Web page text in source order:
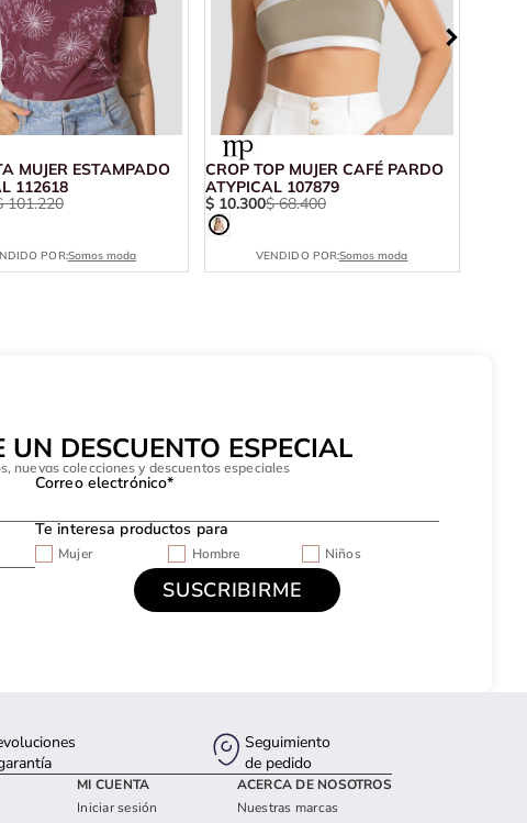
MUJER ESTAMPADO
112618
101.220
POR:Somos moda
CROP TOP MUJER CAFÉ PARDO
ATYPICAL 107879
$ 10.300$ 68.400
VENDIDO POR:Somos moda
UN DESCUENTO ESPECIAL
nuevas colecciones y descuentos especiales
Correo electrónico*
Te interesa productos para
Mujer Hombre
Niños
Seguimiento
de pedido
MI CUENTA
Iniciar sesión
ACERCA DE NOSOTROS
Nuestras marcas